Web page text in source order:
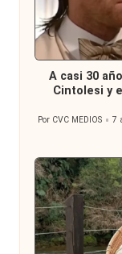
Publicada
en
A casi 30
Cintolesi y
Publicado
Por CVC MEDIOS 7